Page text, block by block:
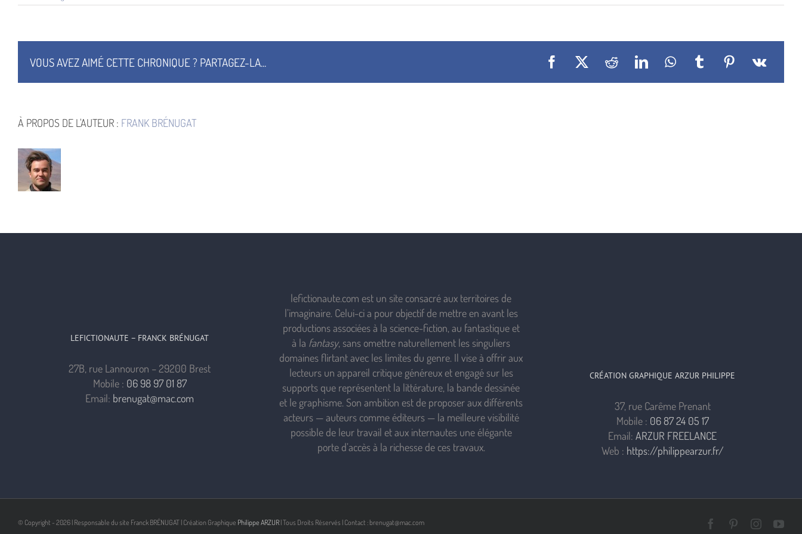
sanctuaire
VOUS AVEZ AIMÉ CETTE CHRONIQUE ? PARTAGEZ-LA... Facebook
X RedditLinkedInWhatsApp
TumblrPinterest
Vk
À PROPOS DE L'AUTEUR : FRANK BRÉNUGAT
LEFICTIONAUTE – FRANCK BRÉNUGAT
27B, rue Lannouron – 29200 Brest
Mobile : 06 98 97 01 87
Email: brenugat@mac.com
lefictionaute.com est un site consacré aux territoires de
l’imaginaire. Celui-ci a pour objectif de mettre en avant les
productions associées à la science-fiction, au fantastique et
à la fantasy, sans omettre naturellement les singuliers
domaines flirtant avec les limites du genre. Il vise à offrir aux
lecteurs un appareil critique généreux et engagé sur les
supports que représentent la littérature, la bande dessinée
et le graphisme. Son ambition est de proposer aux différents
acteurs — auteurs comme éditeurs — la meilleure visibilité
possible de leur travail et aux internautes une élégante
porte d’accès à la richesse de ces travaux.
CRÉATION GRAPHIQUE ARZUR PHILIPPE
37, rue Carême Prenant
Mobile : 06 87 24 05 17
Email: ARZUR FREELANCE
Web : https://philippearzur.fr/
© Copyright - 2026 | Responsable du site Franck BRÉNUGAT | Création Graphique Philippe ARZUR | Tous Droits Réservés | Contact : brenugat@mac.com FacebookPinterest